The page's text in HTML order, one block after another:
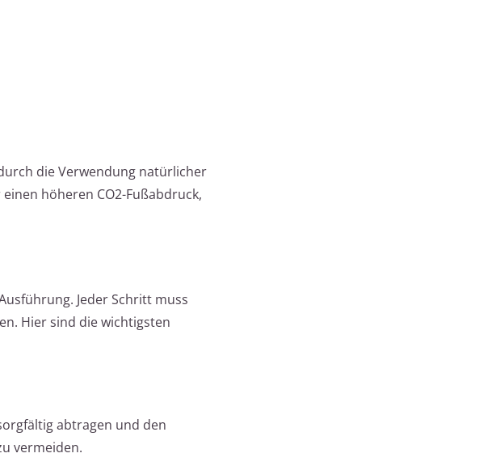
die Verwendung natürlicher
höheren CO2-Fußabdruck,
Jeder Schritt muss
Hier sind die wichtigsten
abtragen und den
vermeiden.